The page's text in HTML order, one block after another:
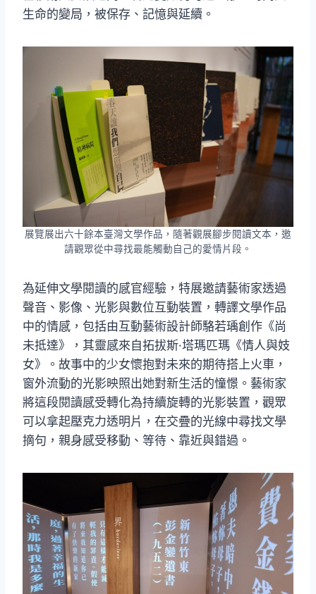
生命的變局，被保存、記憶與延續。
展覽展出六十餘本臺灣文學作品，隨著觀展腳步閱讀文本，邀
請觀眾從中尋找最能觸動自己的愛情片段。
為延伸文學閱讀的感官經驗，特展邀請藝術家透過
聲音、影像、光影與數位互動裝置，轉譯文學作品
中的情感，包括由互動藝術設計師駱若瑀創作《尚
未抵達》，其靈感來自拓拔斯·塔瑪匹瑪《情人與妓
女》。故事中的少女懷抱對未來的期待搭上火車，
窗外流動的光影映照出她對新生活的憧憬。藝術家
將這段閱讀感受轉化為持續旋轉的光影裝置，觀眾
可以拿起壓克力透明片，在交疊的光線中尋找文學
摘句，親身感受移動、等待、靠近與錯過。